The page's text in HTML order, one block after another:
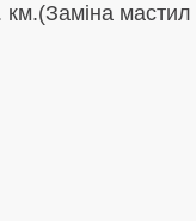
мастил